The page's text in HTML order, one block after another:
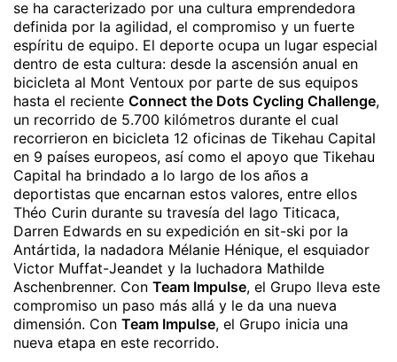
se ha caracterizado por una cultura emprendedora
definida por la agilidad, el compromiso y un fuerte
espíritu de equipo. El deporte ocupa un lugar especial
dentro de esta cultura: desde la ascensión anual en
bicicleta al Mont Ventoux por parte de sus equipos
hasta el reciente Connect the Dots Cycling Challenge,
un recorrido de 5.700 kilómetros durante el cual
recorrieron en bicicleta 12 oficinas de Tikehau Capital
en 9 países europeos, así como el apoyo que Tikehau
Capital ha brindado a lo largo de los años a
deportistas que encarnan estos valores, entre ellos
Théo Curin durante su travesía del lago Titicaca,
Darren Edwards en su expedición en sit-ski por la
Antártida, la nadadora Mélanie Hénique, el esquiador
Victor Muffat-Jeandet y la luchadora Mathilde
Aschenbrenner. Con Team Impulse, el Grupo lleva este
compromiso un paso más allá y le da una nueva
dimensión. Con Team Impulse, el Grupo inicia una
nueva etapa en este recorrido.